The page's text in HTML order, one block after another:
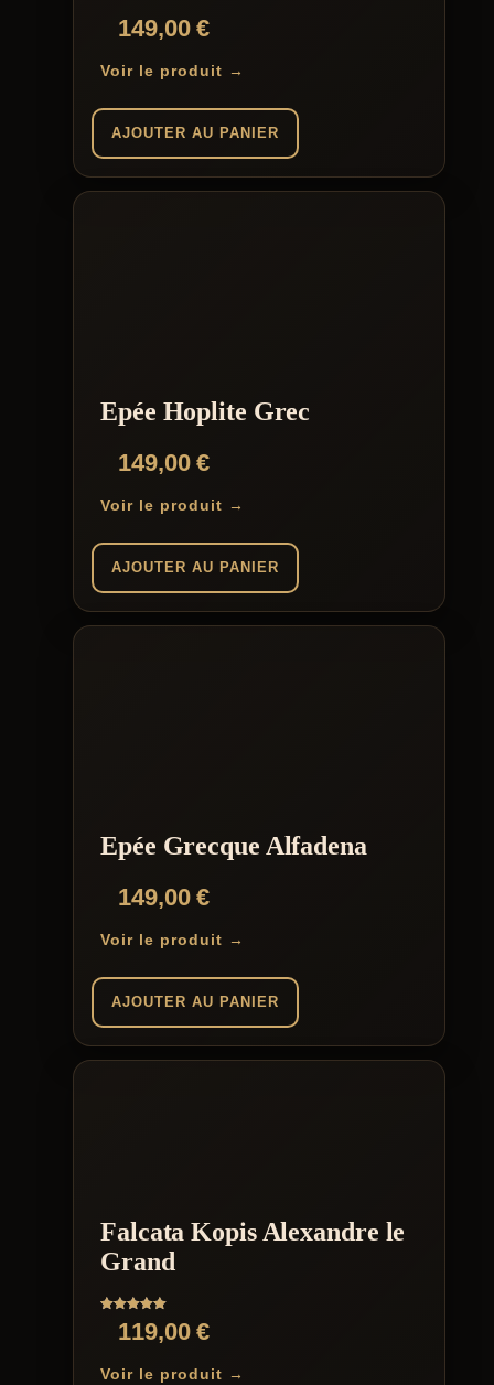
149,00€
Voir le produit →
AJOUTER AU PANIER
Epée Hoplite Grec
149,00€
Voir le produit →
AJOUTER AU PANIER
Epée Grecque Alfadena
149,00€
Voir le produit →
AJOUTER AU PANIER
Falcata Kopis Alexandre le
Grand
Note119,00€
Voir le produit →